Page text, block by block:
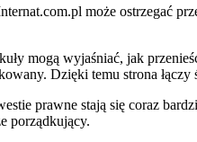
może ostrzegać
mogą wyjaśniać, jak
Dzięki temu strona
prawne stają się coraz
porządkujący.